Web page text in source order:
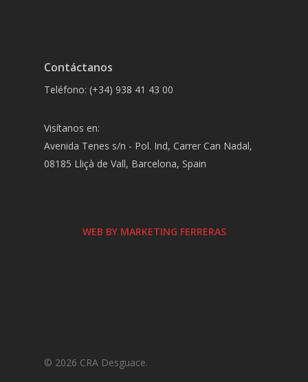
Contáctanos
Teléfono: (+34) 938 41 43 00
Visítanos en:
Avenida Tenes s/n - Pol. Ind, Carrer Can Nadal,
08185 Lliçà de Vall, Barcelona, Spain
WEB BY MARKETING FERRERAS
© 2026 CRA Desguace.